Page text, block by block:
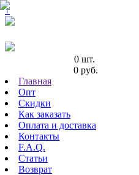
↑
0 шт.
0 руб.
Главная
Опт
Скидки
Как заказать
Оплата и доставка
Контакты
F.A.Q.
Статьи
Возврат